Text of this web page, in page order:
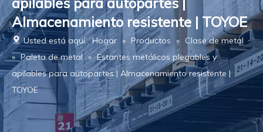
Almacenamiento resistente | TOYOE
Usted está aquí: Hogar » Productos » Clase de metal
» Paleta de metal » Estantes metálicos plegables y
apilables para autopartes | Almacenamiento resistente |
TOYOE